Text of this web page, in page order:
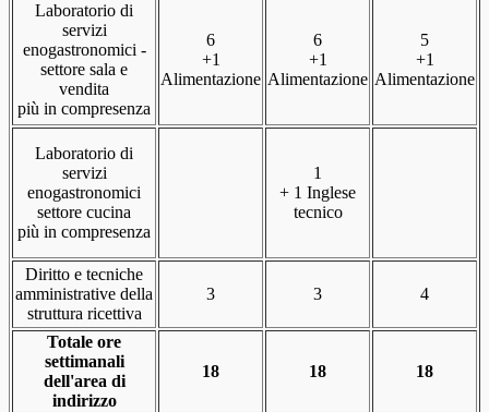
Laboratorio di
servizi
enogastronomici -
settore sala e
vendita
più in compresenza
6
+1
Alimentazione
6
+1
Alimentazione
5
+1
Alimentazione
Laboratorio di
servizi
enogastronomici
settore cucina
più in compresenza
1
+ 1 Inglese
tecnico
Diritto e tecniche
amministrative della
struttura ricettiva
3 3 4
Totale ore
settimanali
dell'area di
indirizzo
18 18 18